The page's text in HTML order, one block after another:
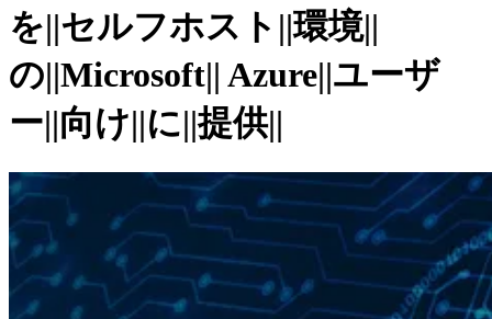
を||セルフホスト||環境||
の||Microsoft|| Azure||ユーザ
ー||向け||に||提供||